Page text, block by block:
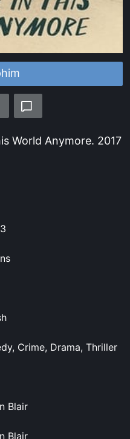
World Anymore. 2017
Crime, Drama, Thriller
Blair
Blair